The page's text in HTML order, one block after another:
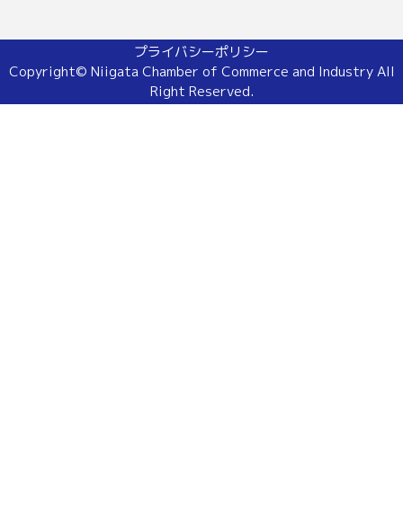
プライバシーポリシー
Copyright© Niigata Chamber of Commerce and Industry All
Right Reserved.